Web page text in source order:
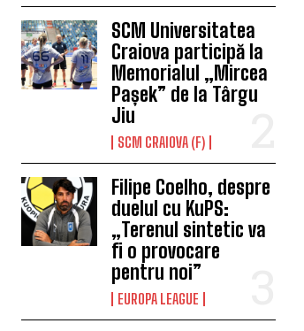
SCM Universitatea
Craiova participă la
Memorialul „Mircea
Pașek” de la Târgu
Jiu
SCM CRAIOVA (F)
Filipe Coelho, despre
duelul cu KuPS:
„Terenul sintetic va
fi o provocare
pentru noi”
EUROPA LEAGUE